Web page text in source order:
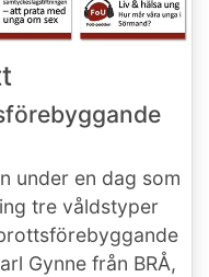
under en dag som
tre våldstyper
Gynne från BRÅ,